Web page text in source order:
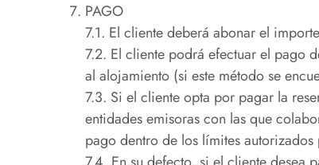
PAGO
7.1. El cliente deberá abonar el
7.2. El cliente podrá efectuar el pago
al alojamiento (si este método se
7.3. Si el cliente opta por pagar la
entidades emisoras con las que
pago dentro de los límites